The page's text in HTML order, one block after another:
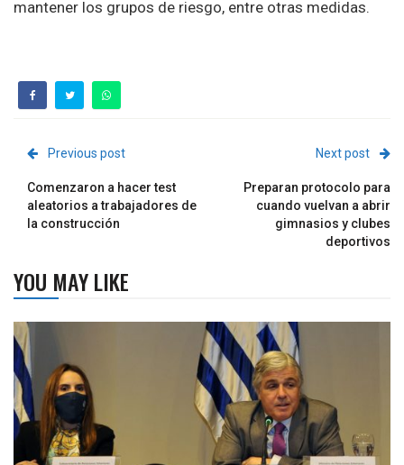
mantener los grupos de riesgo, entre otras medidas.
Previous post
Comenzaron a hacer test
aleatorios a trabajadores de
la construcción
Next post
Preparan protocolo para
cuando vuelvan a abrir
gimnasios y clubes
deportivos
YOU MAY LIKE